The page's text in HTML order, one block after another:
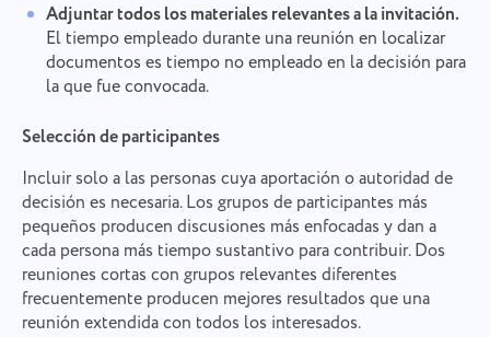
Adjuntar todos los materiales relevantes a la invitación.
El tiempo empleado durante una reunión en localizar
documentos es tiempo no empleado en la decisión para
la que fue convocada.
Selección de participantes
Incluir solo a las personas cuya aportación o autoridad de
decisión es necesaria. Los grupos de participantes más
pequeños producen discusiones más enfocadas y dan a
cada persona más tiempo sustantivo para contribuir. Dos
reuniones cortas con grupos relevantes diferentes
frecuentemente producen mejores resultados que una
reunión extendida con todos los interesados.